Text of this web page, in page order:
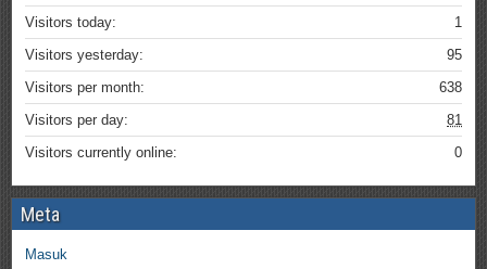
1
Visitors today:
95
Visitors yesterday:
638
Visitors per month:
81
Visitors per day:
0
Visitors currently online:
Meta
Masuk